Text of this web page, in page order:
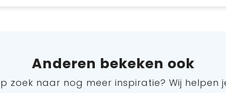
Anderen bekeken ook
zoek naar nog meer inspiratie? Wij helpen